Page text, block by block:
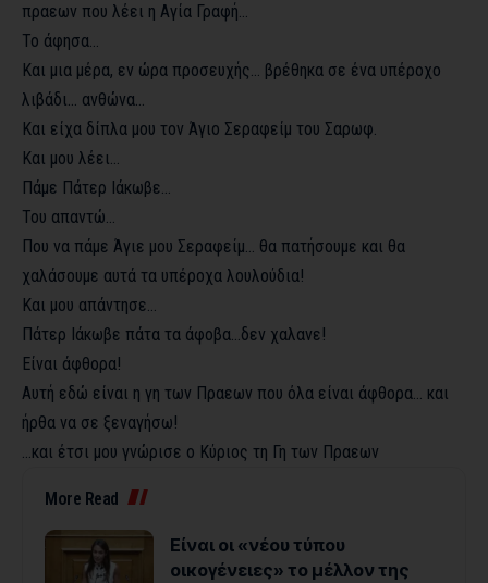
πραεων που λέει η Αγία Γραφή…
Το άφησα…
Και μια μέρα, εν ώρα προσευχής… βρέθηκα σε ένα υπέροχο
λιβάδι… ανθώνα…
Και είχα δίπλα μου τον Άγιο Σεραφείμ του Σαρωφ.
Και μου λέει…
Πάμε Πάτερ Ιάκωβε…
Του απαντώ…
Που να πάμε Άγιε μου Σεραφείμ… θα πατήσουμε και θα
χαλάσουμε αυτά τα υπέροχα λουλούδια!
Και μου απάντησε…
Πάτερ Ιάκωβε πάτα τα άφοβα…δεν χαλανε!
Είναι άφθορα!
Αυτή εδώ είναι η γη των Πραεων που όλα είναι άφθορα… και
ήρθα να σε ξεναγήσω!
…και έτσι μου γνώρισε ο Κύριος τη Γη των Πραεων
More Read
Είναι οι «νέου τύπου
οικογένειες» το μέλλον της